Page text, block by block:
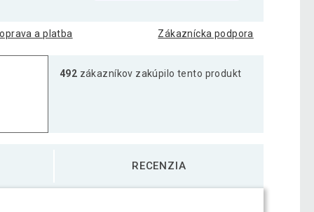
a platba Zákaznícka podpora
492 zákazníkov zakúpilo tento produkt
RECENZIA